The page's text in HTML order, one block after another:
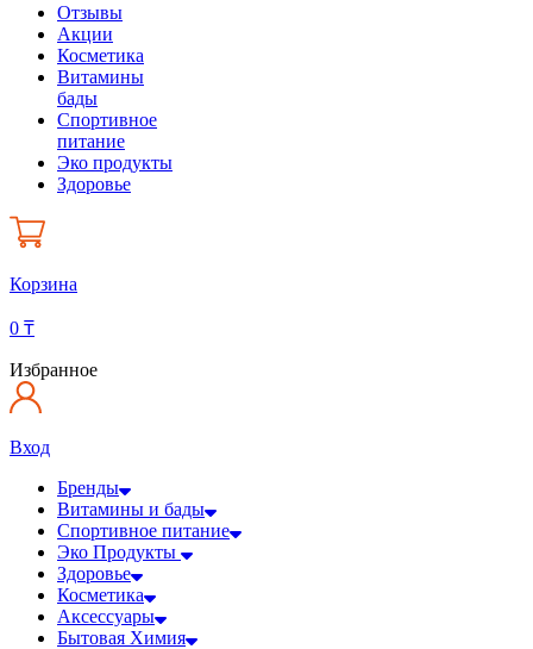
Отзывы
Акции
Косметика
Витамины
бады
Спортивное
питание
Эко продукты
Здоровье
Корзина
0 ₸
Избранное
Вход
Бренды
Витамины и бады
Спортивное питание
Эко Продукты
Здоровье
Косметика
Аксессуары
Бытовая Химия